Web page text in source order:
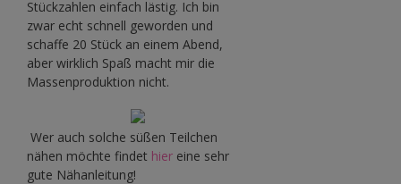
Stückzahlen einfach lästig. Ich bin
zwar echt schnell geworden und
schaffe 20 Stück an einem Abend,
aber wirklich Spaß macht mir die
Massenproduktion nicht.
Wer auch solche süßen Teilchen
nähen möchte findet hier eine sehr
gute Nähanleitung!